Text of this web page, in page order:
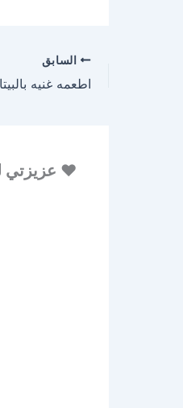
السابق
اطعمه غنيه
♥ عزيزتي